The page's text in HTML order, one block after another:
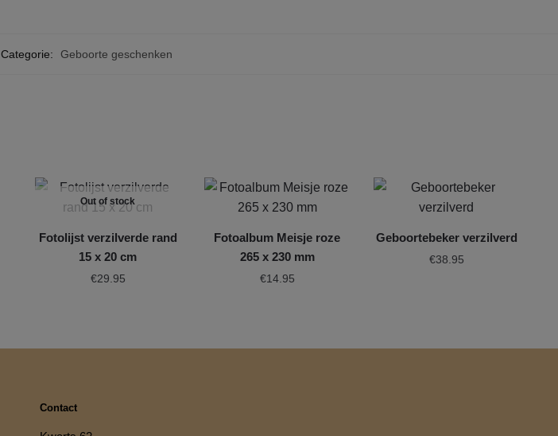
Categorie: Geboorte geschenken
Out of stock
Fotolijst verzilverde rand
15 x 20 cm
€29.95
Fotoalbum Meisje roze
265 x 230 mm
€14.95
Geboortebeker verzilverd
€38.95
Contact